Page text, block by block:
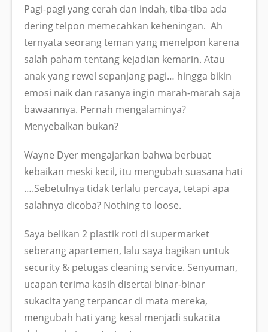
Pagi-pagi yang cerah dan indah, tiba-tiba ada
dering telpon memecahkan keheningan. Ah
ternyata seorang teman yang menelpon karena
salah paham tentang kejadian kemarin. Atau
anak yang rewel sepanjang pagi… hingga bikin
emosi naik dan rasanya ingin marah-marah saja
bawaannya. Pernah mengalaminya?
Menyebalkan bukan?
Wayne Dyer mengajarkan bahwa berbuat
kebaikan meski kecil, itu mengubah suasana hati
….Sebetulnya tidak terlalu percaya, tetapi apa
salahnya dicoba? Nothing to loose.
Saya belikan 2 plastik roti di supermarket
seberang apartemen, lalu saya bagikan untuk
security & petugas cleaning service. Senyuman,
ucapan terima kasih disertai binar-binar
sukacita yang terpancar di mata mereka,
mengubah hati yang kesal menjadi sukacita